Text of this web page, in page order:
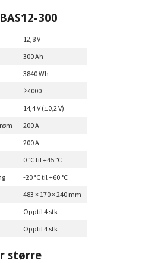
300
12,8 V
300 Ah
3840 Wh
≥4000
14,4 V (±0,2 V)
200 A
200 A
0 °C til +45 °C
-20 °C til +60 °C
483 × 170 × 240 mm
Opptil 4 stk
Opptil 4 stk
større